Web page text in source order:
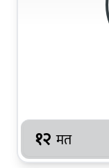
१२ मत